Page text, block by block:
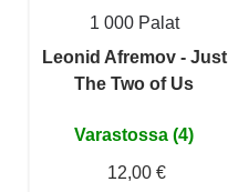
1 000 Palat
Leonid Afremov - Just
The Two of Us
Varastossa (4)
12,00 €